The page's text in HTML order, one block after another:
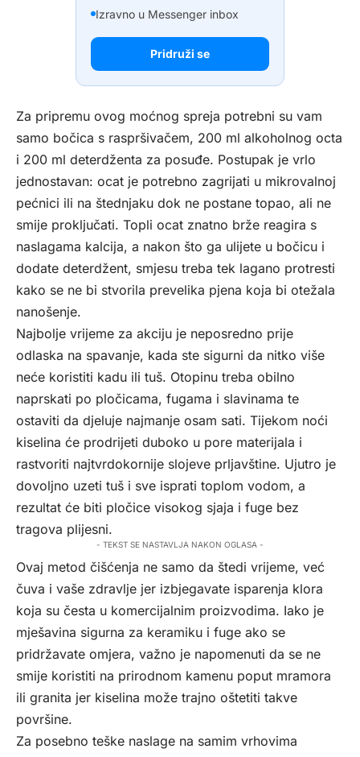
Izravno u Messenger inbox
Pridruži se
Za pripremu ovog moćnog spreja potrebni su vam
samo bočica s raspršivačem, 200 ml alkoholnog octa
i 200 ml deterdženta za posuđe. Postupak je vrlo
jednostavan: ocat je potrebno zagrijati u mikrovalnoj
pećnici ili na štednjaku dok ne postane topao, ali ne
smije proključati. Topli ocat znatno brže reagira s
naslagama kalcija, a nakon što ga ulijete u bočicu i
dodate deterdžent, smjesu treba tek lagano protresti
kako se ne bi stvorila prevelika pjena koja bi otežala
nanošenje.
Najbolje vrijeme za akciju je neposredno prije
odlaska na spavanje, kada ste sigurni da nitko više
neće koristiti kadu ili tuš. Otopinu treba obilno
naprskati po pločicama, fugama i slavinama te
ostaviti da djeluje najmanje osam sati. Tijekom noći
kiselina će prodrijeti duboko u pore materijala i
rastvoriti najtvrdokornije slojeve prljavštine. Ujutro je
dovoljno uzeti tuš i sve isprati toplom vodom, a
rezultat će biti pločice visokog sjaja i fuge bez
tragova plijesni.
- TEKST SE NASTAVLJA NAKON OGLASA -
Ovaj metod čišćenja ne samo da štedi vrijeme, već
čuva i vaše zdravlje jer izbjegavate isparenja klora
koja su česta u komercijalnim proizvodima. Iako je
mješavina sigurna za keramiku i fuge ako se
pridržavate omjera, važno je napomenuti da se ne
smije koristiti na prirodnom kamenu poput mramora
ili granita jer kiselina može trajno oštetiti takve
površine.
Za posebno teške naslage na samim vrhovima